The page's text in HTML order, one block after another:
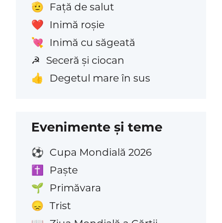
🫡 Față de salut
❤️ Inimă roșie
💘 Inimă cu săgeată
☭ Seceră și ciocan
👍 Degetul mare în sus
Evenimente și teme
⚽ Cupa Mondială 2026
✝️ Paște
🌱 Primăvara
😞 Trist